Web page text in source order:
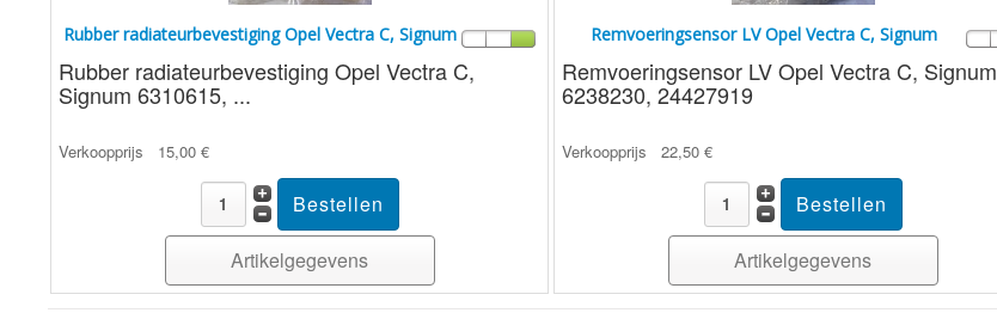
Rubber radiateurbevestiging Opel Vectra C, Signum
Rubber radiateurbevestiging Opel Vectra C,
Signum 6310615, ...
Verkoopprijs 15,00 €
Artikelgegevens
Remvoeringsensor LV Opel Vectra C, Signum
Remvoeringsensor LV Opel Vectra C, Signum
6238230, 24427919
Verkoopprijs 22,50 €
Artikelgegevens